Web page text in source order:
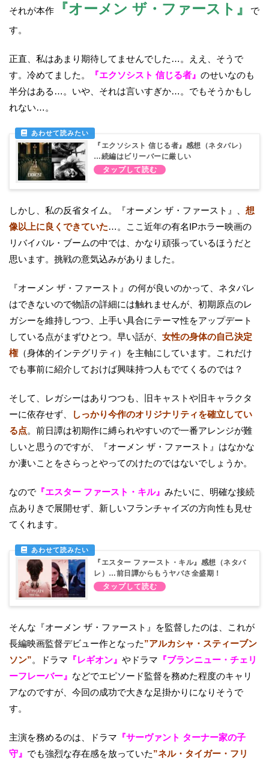
それが本作 『オーメン ザ・ファースト』
で
す。
正直、私はあまり期待してませんでした…。ええ、そうで
す。冷めてました。
『エクソシスト 信じる者』 のせいなのも
半分はある…。いや、それは言いすぎか…。でもそうかもし
れない…。
『エクソシスト 信じる者』感想（ネタバレ）
…続編はビリーバーに厳しい
しかし、私の反省タイム。『オーメン ザ・ファースト』、 想
像以上に良くできていた…。ここ近年の有名IPホラー映画の
リバイバル・ブームの中では、かなり頑張っているほうだと
思います。挑戦の意気込みがありました。
『オーメン ザ・ファースト』の何が良いのかって、ネタバレ
はできないので物語の詳細には触れませんが、初期原点のレ
ガシーを維持しつつ、上手い具合にテーマ性をアップデート
している点がまずひとつ。早い話が、 女性の身体の自己決定
権（身体的インテグリティ）を主軸にしています。これだけ
でも事前に紹介しておけば興味持つ人もでてくるのでは？
そして、レガシーはありつつも、旧キャストや旧キャラクタ
ーに依存せず、
しっかり今作のオリジナリティを確立してい
る点。前日譚は初期作に縛られやすいので一番アレンジが難
しいと思うのですが、『オーメン ザ・ファースト』はなかな
か凄いことをさらっとやってのけたのではないでしょうか。
なので 『エスター ファースト・キル』 みたいに、明確な接続
点ありきで展開せず、新しいフランチャイズの方向性も見せ
てくれます。
『エスター ファースト・キル』感想（ネタバ
レ）…前日譚からもうヤバさ全盛期！
そんな『オーメン ザ・ファースト』を監督したのは、これが
長編映画監督デビュー作となった”アルカシャ・スティーブン
ソン”。ドラマ 『レギオン』 やドラマ 『ブランニュー・チェリ
ーフレーバー』 などでエピソード監督を務めた程度のキャリ
アなのですが、今回の成功で大きな足掛かりになりそうで
す。
主演を務めるのは、ドラマ 『サーヴァント ターナー家の子
守』 でも強烈な存在感を放っていた”ネル・タイガー・フリ